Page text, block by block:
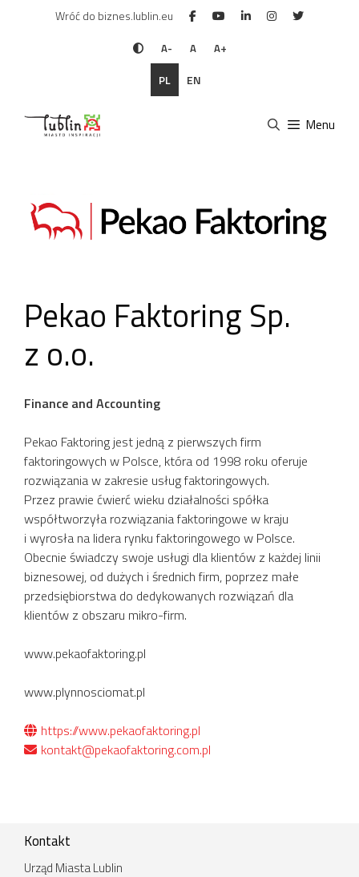
Wróć do biznes.lublin.eu
A- A A+
PL EN
Menu
Pekao Faktoring Sp.
z o.o.
Finance and Accounting
Pekao Faktoring jest jedną z pierwszych firm
faktoringowych w Polsce, która od 1998 roku oferuje
rozwiązania w zakresie usług faktoringowych.
Przez prawie ćwierć wieku działalności spółka
współtworzyła rozwiązania faktoringowe w kraju
i wyrosła na lidera rynku faktoringowego w Polsce.
Obecnie świadczy swoje usługi dla klientów z każdej linii
biznesowej, od dużych i średnich firm, poprzez małe
przedsiębiorstwa do dedykowanych rozwiązań dla
klientów z obszaru mikro-firm.
www.pekaofaktoring.pl
www.plynnosciomat.pl
https://www.pekaofaktoring.pl
kontakt@pekaofaktoring.com.pl
Kontakt
Urząd Miasta Lublin